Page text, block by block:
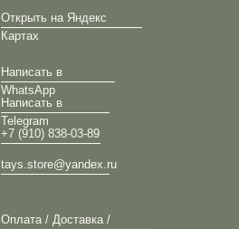
Открыть на Яндекс
Картах
Написать в
WhatsApp
Написать в
Telegram
+7 (910) 838-03-89
tays.store@yandex.ru
Оплата / Доставка /